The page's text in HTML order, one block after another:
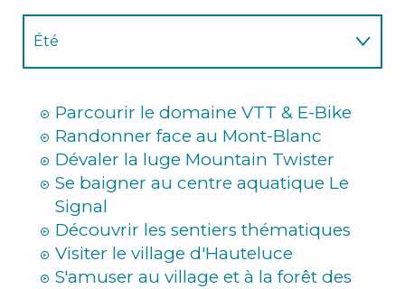
Été
Parcourir le domaine VTT & E-Bike
Randonner face au Mont-Blanc
Dévaler la luge Mountain Twister
Se baigner au centre aquatique Le
Signal
Découvrir les sentiers thématiques
Visiter le village d'Hauteluce
S'amuser au village et à la forêt des